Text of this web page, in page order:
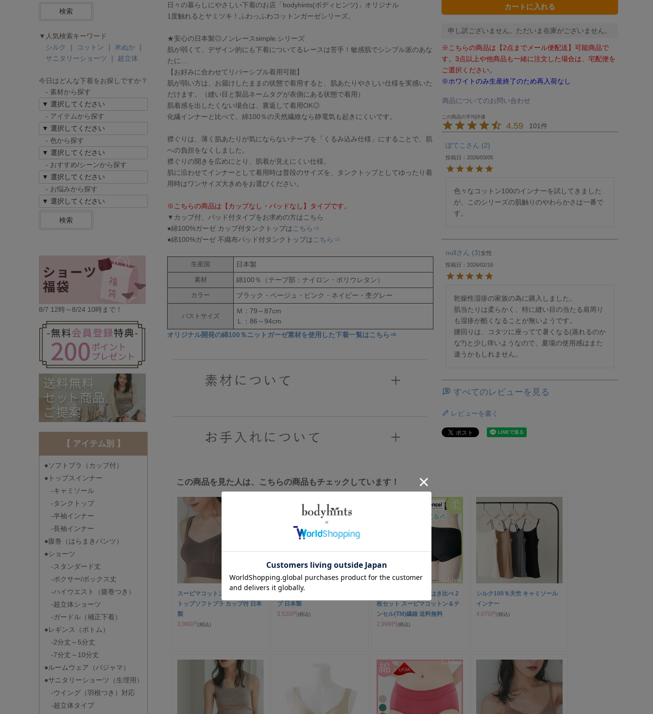
検索
▼人気検索キーワード
シルク
コットン 米ぬか
サニタリーショーツ
超立体
今日はどんな下着をお探しですか？
- 素材から探す
- アイテムから探す
- 色から探す
- おすすめ/シーンから探す
- お悩みから探す
検索
8/7 12時～8/24 10時まで！
【 アイテム別 】
●ソフトブラ（カップ付）
●トップスインナー
-キャミソール
-タンクトップ
-半袖インナー
-長袖インナー
●腹巻（はらまきパンツ）
●ショーツ
-スタンダード丈
-ボクサー/ボックス丈
-ハイウエスト（腹巻つき）
-超立体ショーツ
-ガードル（補正下着）
●レギンス（ボトム）
-2分丈～5分丈
-7分丈～10分丈
●ルームウェア（パジャマ）
●サニタリーショーツ（生理用）
-ウイング（羽根つき）対応
-超立体タイプ
日々の暮らしにやさしい下着のお店「bodyhints(ボディヒンツ)」オリジナル
1度触れるとヤミツキ！ふわっふわコットンガーゼシリーズ。
★安心の日本製◎ノンレースsimple.シリーズ
肌が弱くて、デザイン的にも下着についてるレースは苦手！敏感肌でシンプル派のあな
たに…
【お好みに合わせてリバーシブル着用可能】
肌が弱い方は、お届けしたままの状態で着用すると、肌あたりやさしい仕様を実感いた
だけます。（縫い目と製品ネームタグが表側にある状態で着用）
肌着感を出したくない場合は、裏返して着用OK◎
化繊インナーと比べて、綿100％の天然繊維なら静電気も起きにくいです。
襟ぐりは、薄く肌あたりが気にならないテープを「くるみ込み仕様」にすることで、肌
への負担をなくしました。
襟ぐりの開きを広めにとり、肌着が見えにくい仕様。
肌に沿わせてインナーとして着用時は普段のサイズを、タンクトップとしてゆったり着
用時はワンサイズ大きめをお選びください。
※こちらの商品は【カップなし・パッドなし】タイプです。
▼カップ付、パッド付タイプをお求めの方はこちら
●綿100%ガーゼ カップ付タンクトップは こちら⇒
●綿100%ガーゼ 不織布パッド付タンクトップは こちら⇒
生産国 日本製
素材 綿100％（テープ部：ナイロン・ポリウレタン）
カラー ブラック・ベージュ・ピンク・ネイビー・杢グレー
バストサイズ
Ｍ：79～87cm
Ｌ：86～94cm
オリジナル開発の綿100％ニットガーゼ素材を使用した下着一覧はこちら⇒
カートに入れる
申し訳ございません。ただいま在庫がございません。
※こちらの商品は【2点までメール便配送】可能商品で
す。3点以上や他商品も一緒に注文した場合は、宅配便を
ご選択ください。
※ホワイトのみ生産終了のため再入荷なし
商品についてのお問い合わせ
4.59 101
ぽてこ 2
投稿日 2026/03/05
色々なコットン100のインナーを試してきました
が、このシリーズの肌触りのやわらかさは一番で
す。
null 3 女性
投稿日 2026/02/16
乾燥性湿疹の家族の為に購入しました。
肌当たりは柔らかく、特に縫い目の当たる肩周り
も湿疹が酷くなることが無いようです。
腰回りは、コタツに座ってて暑くなる(蒸れるのか
な?)と少し痒いようなので、夏場の使用感はまた
違うかもしれません。
すべてのレビューを見る
レビューを書く
この商品を見た人は、こちらの商品もチェックしています！
スーピマコットン 超立体ハーフ
トップソフトブラ カップ付 日本
製
3,960円(税込)
綿100% カップ付きタンクトッ
プ 日本製
3,520円(税込)
超立体ショーツ 素材はき比べ 2
枚セット スーピマコットン＆テ
ンセル(TM)繊維 送料無料
2,999円(税込)
シルク100％天竺 キャミソール
インナー
4,070円(税込)